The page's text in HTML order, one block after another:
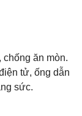
chống ăn mòn.
tử, ống dẫn
sức.